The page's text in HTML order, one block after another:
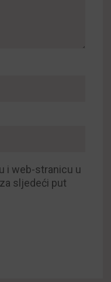
i web-stranicu u
sljedeći put